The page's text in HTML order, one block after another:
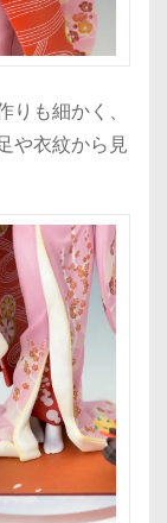
も細かく、
や衣紋から見